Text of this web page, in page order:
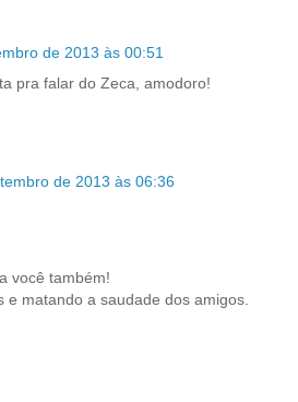
de 2013 às 00:51
pra falar do Zeca, amodoro!
de 2013 às 06:36
você também!
e matando a saudade dos amigos.